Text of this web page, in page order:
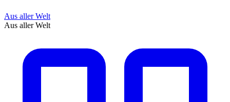
Aus aller Welt
Aus aller Welt